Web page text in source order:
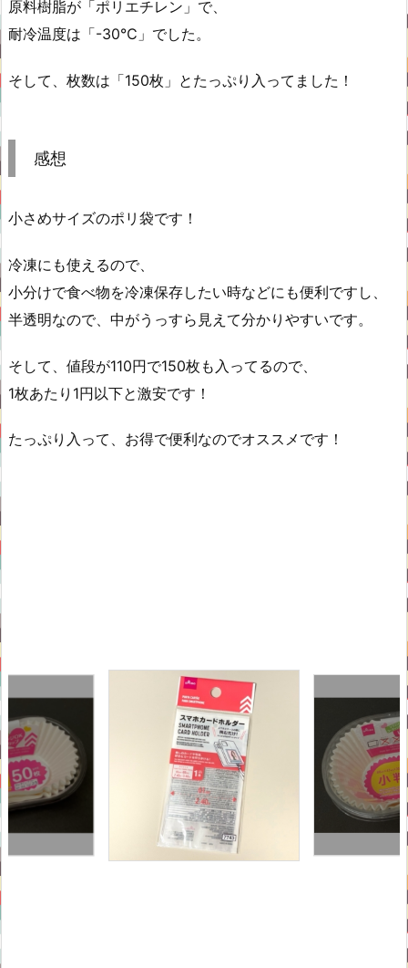
原料樹脂が「ポリエチレン」で、
耐冷温度は「-30℃」でした。
そして、枚数は「150枚」とたっぷり入ってました！
感想
小さめサイズのポリ袋です！
冷凍にも使えるので、
小分けで食べ物を冷凍保存したい時などにも便利ですし、
半透明なので、中がうっすら見えて分かりやすいです。
そして、値段が110円で150枚も入ってるので、
1枚あたり1円以下と激安です！
たっぷり入って、お得で便利なのでオススメです！